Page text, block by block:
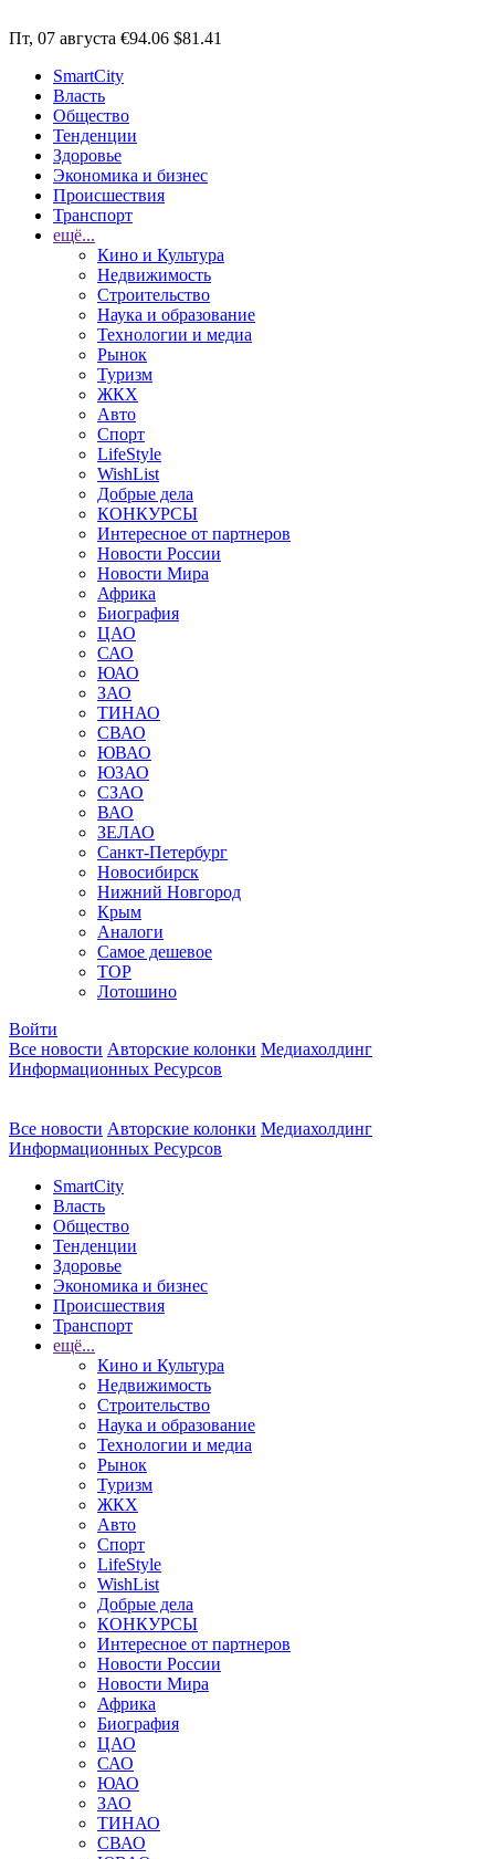
Пт, 07 августа €94.06 $81.41
SmartCity
Власть
Общество
Тенденции
Здоровье
Экономика и бизнес
Происшествия
Транспорт
ещё...
Кино и Культура
Недвижимость
Строительство
Наука и образование
Технологии и медиа
Рынок
Туризм
ЖКХ
Авто
Спорт
LifeStyle
WishList
Добрые дела
КОНКУРСЫ
Интересное от партнеров
Новости России
Новости Мира
Африка
Биография
ЦАО
САО
ЮАО
ЗАО
ТИНАО
СВАО
ЮВАО
ЮЗАО
СЗАО
ВАО
ЗЕЛАО
Санкт-Петербург
Новосибирск
Нижний Новгород
Крым
Аналоги
Самое дешевое
TOP
Лотошино
Войти
Все новости Авторские колонки Медиахолдинг
Информационных Ресурсов
Все новости Авторские колонки Медиахолдинг
Информационных Ресурсов
SmartCity
Власть
Общество
Тенденции
Здоровье
Экономика и бизнес
Происшествия
Транспорт
ещё...
Кино и Культура
Недвижимость
Строительство
Наука и образование
Технологии и медиа
Рынок
Туризм
ЖКХ
Авто
Спорт
LifeStyle
WishList
Добрые дела
КОНКУРСЫ
Интересное от партнеров
Новости России
Новости Мира
Африка
Биография
ЦАО
САО
ЮАО
ЗАО
ТИНАО
СВАО